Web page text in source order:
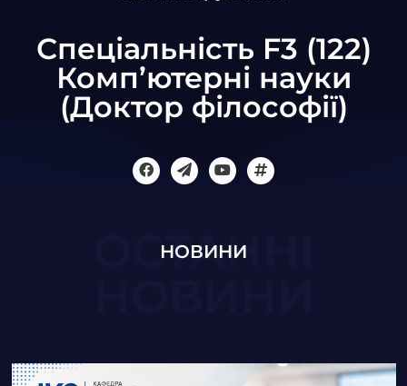
Спеціальність F3 (122)
Комп’ютерні науки
(Доктор філософії)
НОВИНИ
ОСТАННІ